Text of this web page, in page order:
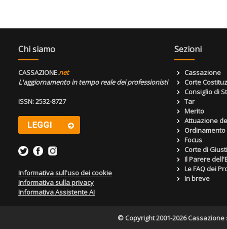
Chi siamo
CASSAZIONE.net
L'aggiornamento in tempo reale dei professionisti
ISSN: 2532-8727
Informativa sull'uso dei cookie
Informativa sulla privacy
Informativa Assistente AI
Sezioni
Cassazione
Corte
Consiglio di
Tar
Merito
Attuazione
Focus
Corte di
Il Parere
Le FAQ dei
In breve
© Copyright 2001-2026 Cassazione